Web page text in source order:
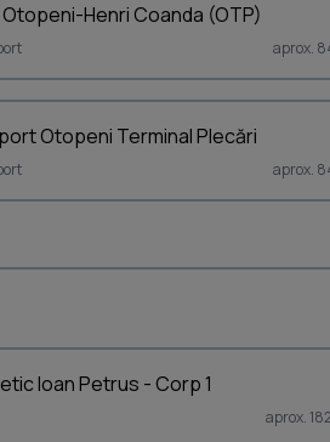
Henri Coanda (OTP)
aprox.
Otopeni Terminal Plecări
aprox.
Ioan Petrus - Corp 1
aprox.